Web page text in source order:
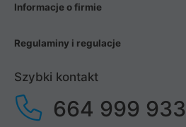
Informacje o firmie
Regulaminy i regulacje
Szybki kontakt
664 999 933